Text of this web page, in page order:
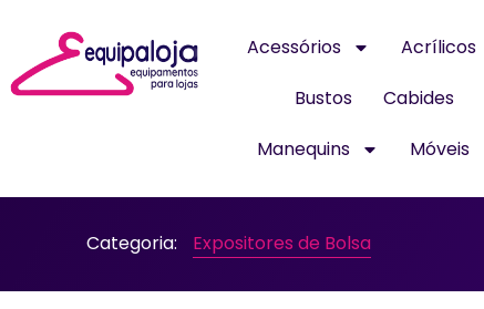
Acessórios Acrílicos
Bustos
Cabides
Manequins
Móveis
Categoria: Expositores de Bolsa